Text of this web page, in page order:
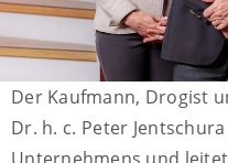
Der Kaufmann, Drogist
Dr. h. c. Peter